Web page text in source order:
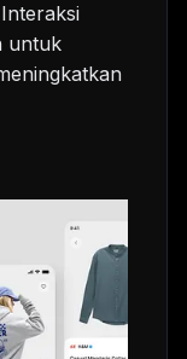
Interaksi
untuk